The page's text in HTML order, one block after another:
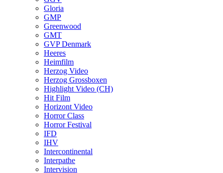
Gloria
GMP
Greenwood
GMT
GVP Denmark
Heeres
Heimfilm
Herzog Video
Herzog Grossboxen
Highlight Video (CH)
Hit Film
Horizont Video
Horror Class
Horror Festival
IFD
IHV
Intercontinental
Interpathe
Intervision